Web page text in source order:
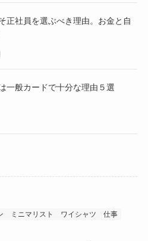
正社員を選ぶべき理由。お金と自
一般カードで十分な理由５選
ミニマリスト ワイシャツ 仕事